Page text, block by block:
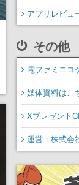
アプリレビュ
その他
電ファミニコ
媒体資料はこ
Xプレゼント
運営：株式会